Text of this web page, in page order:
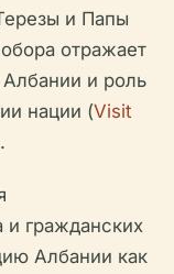
и Папы
отражает
Албании и роль
нации (Visit
и гражданских
Албании как